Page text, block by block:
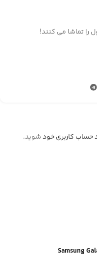
را تماشا می کنند!
حساب کاربری خودشوید.